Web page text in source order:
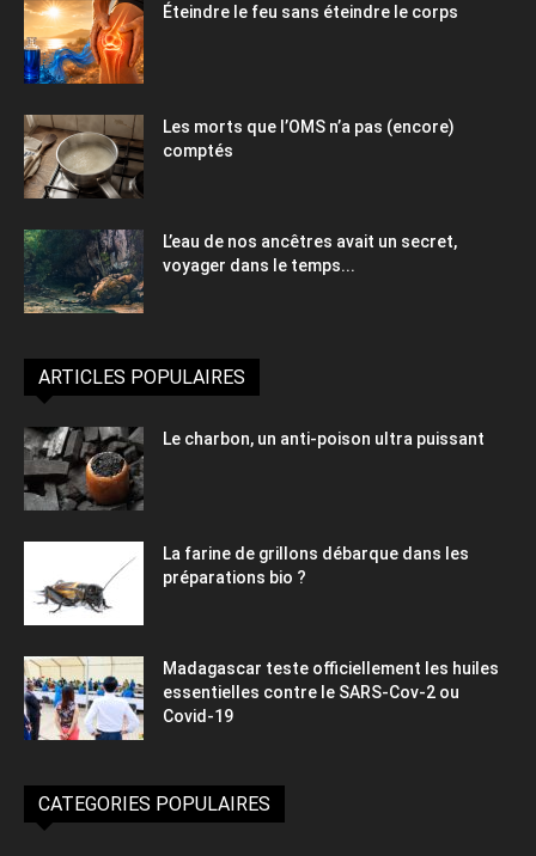
Éteindre le feu sans éteindre le corps
Les morts que l’OMS n’a pas (encore)
comptés
L’eau de nos ancêtres avait un secret,
voyager dans le temps...
ARTICLES POPULAIRES
Le charbon, un anti-poison ultra puissant
La farine de grillons débarque dans les
préparations bio ?
Madagascar teste officiellement les huiles
essentielles contre le SARS-Cov-2 ou
Covid-19
CATEGORIES POPULAIRES